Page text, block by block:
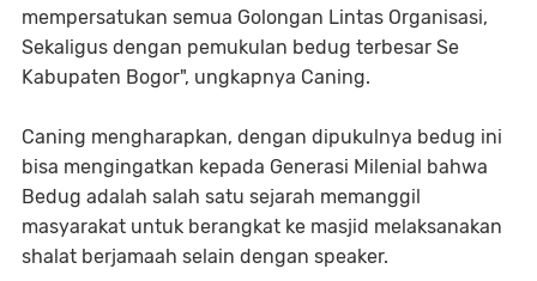
mempersatukan semua Golongan Lintas Organisasi,
Sekaligus dengan pemukulan bedug terbesar Se
Kabupaten Bogor", ungkapnya Caning.
Caning mengharapkan, dengan dipukulnya bedug ini
bisa mengingatkan kepada Generasi Milenial bahwa
Bedug adalah salah satu sejarah memanggil
masyarakat untuk berangkat ke masjid melaksanakan
shalat berjamaah selain dengan speaker.